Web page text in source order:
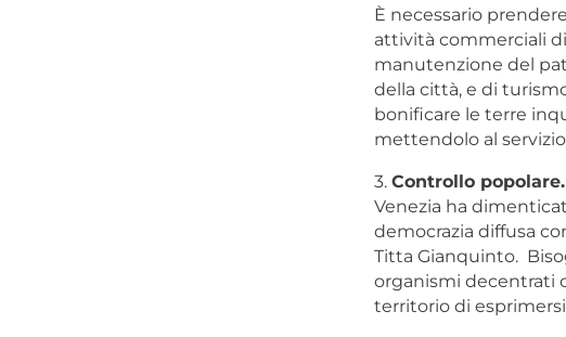
È necessario
attività commerciali
manutenzione del
della città, e di
bonificare le terre
mettendolo al
3. Controllo popolare.
Venezia ha
democrazia diffusa
Titta Gianquinto.
organismi decentrati
territorio di